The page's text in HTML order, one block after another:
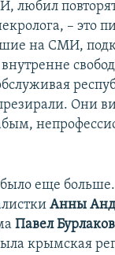
любил
– это
на СМИ,
внутренне
Они
еще
Анны
Павел Бурлаков
крымская